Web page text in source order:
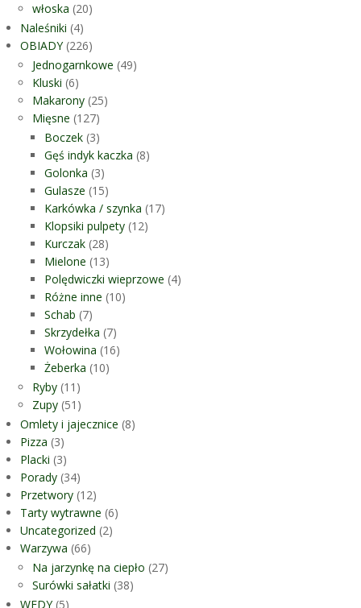
włoska (20)
Naleśniki (4)
OBIADY(226)
Jednogarnkowe (49)
Kluski (6)
Makarony (25)
Mięsne (127)
Boczek (3)
Gęś indyk kaczka (8)
Golonka (3)
Gulasze (15)
Karkówka / szynka (17)
Klopsiki pulpety (12)
Kurczak (28)
Mielone (13)
Polędwiczki wieprzowe (4)
Różne inne (10)
Schab (7)
Skrzydełka (7)
Wołowina (16)
Żeberka (10)
Ryby (11)
Zupy (51)
Omlety i jajecznice (8)
Pizza (3)
Placki (3)
Porady (34)
Przetwory (12)
Tarty wytrawne (6)
Uncategorized (2)
Warzywa (66)
Na jarzynkę na ciepło (27)
Surówki sałatki (38)
WEDY(5)